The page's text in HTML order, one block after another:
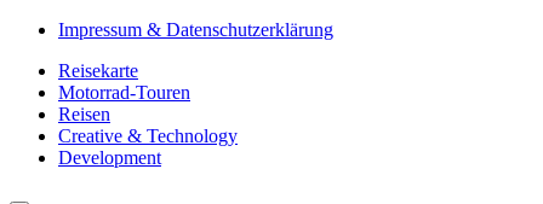
Impressum & Datenschutzerklärung
Reisekarte
Motorrad-Touren
Reisen
Creative & Technology
Development